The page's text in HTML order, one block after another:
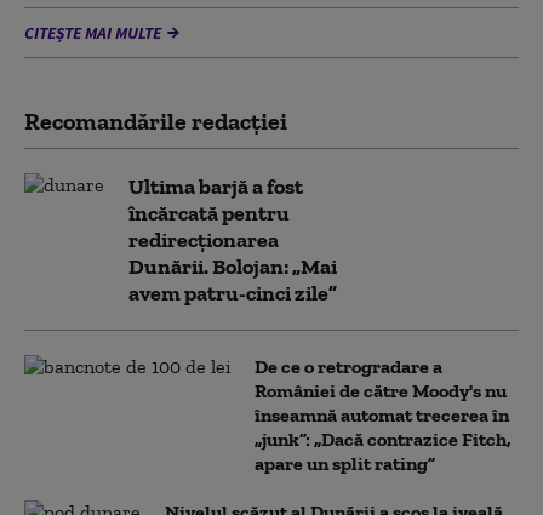
CITEȘTE MAI MULTE
Recomandările redacţiei
Ultima barjă a fost
încărcată pentru
redirecționarea
Dunării. Bolojan: „Mai
avem patru-cinci zile”
De ce o retrogradare a
României de către Moody's nu
înseamnă automat trecerea în
„junk”: „Dacă contrazice Fitch,
apare un split rating”